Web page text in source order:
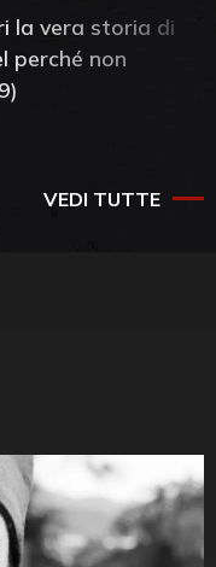
la vera storia di
perché non
VEDI TUTTE